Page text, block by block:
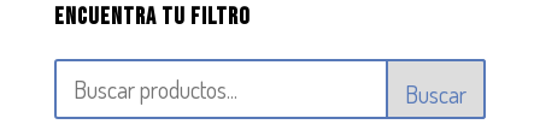
Encuentra tu filtro
Buscar